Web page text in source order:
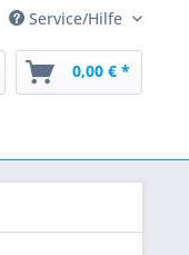
Service/Hilfe
0,00 € *